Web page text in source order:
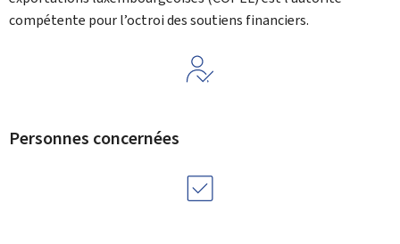
compétente pour l’octroi des soutiens financiers.
Personnes concernées